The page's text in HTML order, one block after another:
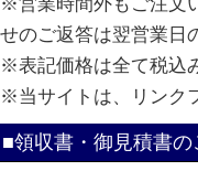
せのご返答は翌営業日
※表記価格は全て税込
※当サイトは、リンク
■領収書・御見積書の